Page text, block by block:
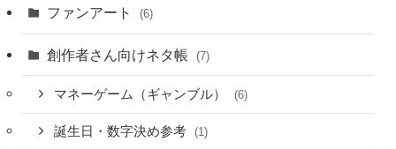
ファンアート (6)
創作者さん向けネタ帳 (7)
マネーゲーム（ギャンブル） (6)
誕生日・数字決め参考 (1)